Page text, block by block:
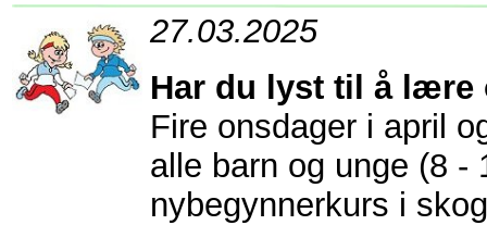
27.03.2025
Har du lyst til å lære
Fire onsdager i april
alle barn og unge (8 -
nybegynnerkurs i